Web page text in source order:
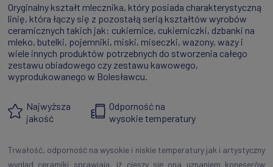
Oryginalny kształt mlecznika, który posiada charakterystyczną
linię, która łączy się z pozostałą serią kształtów wyrobów
ceramicznych takich jak: cukiernice, cukierniczki, dzbanki na
mleko, butelki, pojemniki, miski, miseczki, wazony, wazy i
wiele innych produktów potrzebnych do stworzenia całego
zestawu obiadowego czy zestawu kawowego,
wyprodukowanego w Bolesławcu.
Najwyższa
jakość
Odporność na
wysokie temperatury
Trwałość, odporność na wysokie i niskie temperatury jak i artystyczny
wygląd ceramiki sprawiają, iż cieszy się ona uznaniem koneserów